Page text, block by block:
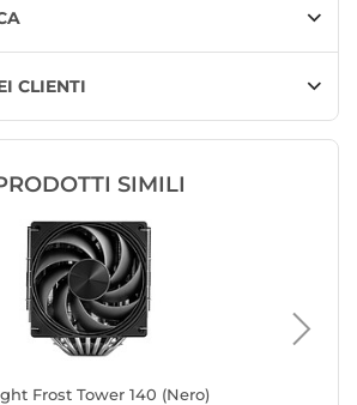
CLIENTI
SIMILI
Frost Tower 140 (Nero)